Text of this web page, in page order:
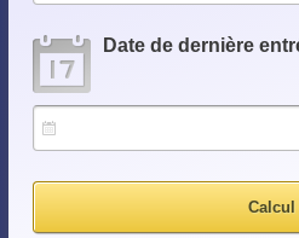
Date de dernière